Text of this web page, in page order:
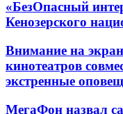
«БезОпасный
Кенозерского
Внимание на
кинотеатров
экстренные
МегаФон назвал